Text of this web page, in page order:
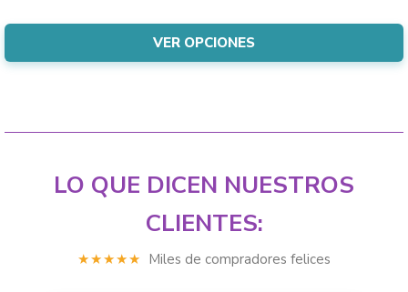
$31.999.
price
is:
$30.000.
VER OPCIONES
be
chosen
on
LO QUE DICEN NUESTROS
CLIENTES:
★★★★★ Miles de compradores felices